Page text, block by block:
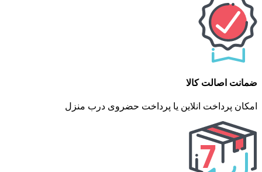
ضمانت اصالت کالا
امکان پرداخت انلاین یا پرداخت حضروی درب منزل